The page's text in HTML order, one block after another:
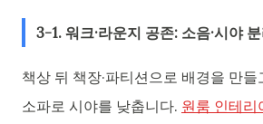
3-1. 워크·라운지 공존: 소음·시야
책상 뒤 책장·파티션으로 배경을 만
소파로 시야를 낮춥니다. 원룸 인테리